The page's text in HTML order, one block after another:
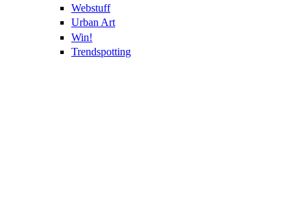
Webstuff
Urban Art
Win!
Trendspotting